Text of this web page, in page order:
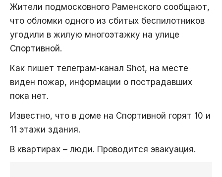
Жители подмосковного Раменского сообщают,
что обломки одного из сбитых беспилотников
угодили в жилую многоэтажку на улице
Спортивной.
Как пишет телеграм-канал Shot, на месте
виден пожар, информации о пострадавших
пока нет.
Известно, что в доме на Спортивной горят 10 и
11 этажи здания.
В квартирах – люди. Проводится эвакуация.